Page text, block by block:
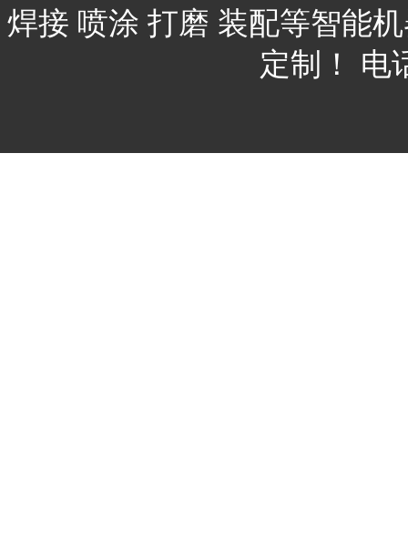
焊接 喷涂 打磨 装配等智能
定制！ 电